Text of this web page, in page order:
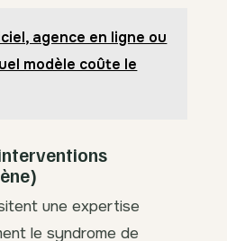
agence en ligne ou
modèle coûte le
une expertise
le syndrome de